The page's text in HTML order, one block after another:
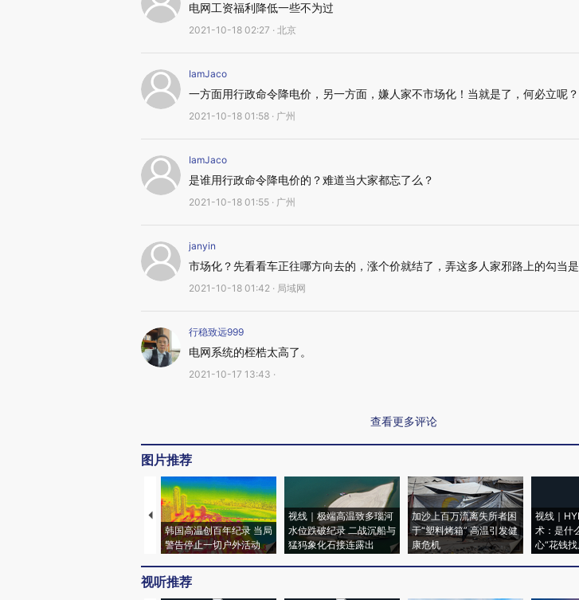
电网工资福利降低一些不为过
2021-10-18 02:27 · 北京
IamJaco
一方面用行政命令降电价，另一方面，嫌人家不市场化！当就是了，何必立呢？
2021-10-18 01:58 · 广州
IamJaco
是谁用行政命令降电价的？难道当大家都忘了么？
2021-10-18 01:55 · 广州
janyin
市场化？先看看车正往哪方向去的，涨个价就结了，弄这多人家邪路上的勾当
2021-10-18 01:42 · 局域网
行稳致远999
电网系统的桎梏太高了。
2021-10-17 13:43 ·
查看更多评论
图片推荐
韩国高温创百年纪录 当局
警告停止一切户外活动
视线｜极端高温致多瑙河
水位跌破纪录 二战沉船与
猛犸象化石接连露出
加沙上百万流离失所者困
于“塑料烤箱” 高温引发健
康危机
视线｜
术：是什
心“花钱找
视听推荐